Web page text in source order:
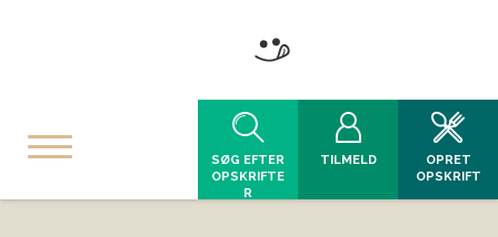
SØG EFTER
OPSKRIFTE
R
TILMELD
OPRET
OPSKRIFT